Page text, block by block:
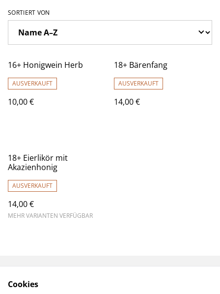
SORTIERT VON
16+ Honigwein Herb
AUSVERKAUFT
10,00 €
18+ Bärenfang
AUSVERKAUFT
14,00 €
18+ Eierlikör mit
Akazienhonig
AUSVERKAUFT
14,00 €
MEHR VARIANTEN VERFÜGBAR
Cookies